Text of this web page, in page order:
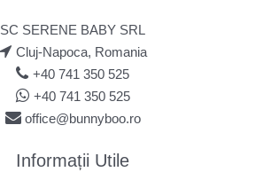
SC SERENE BABY SRL
Cluj-Napoca, Romania
+40 741 350 525
+40 741 350 525
office@bunnyboo.ro
Informații Utile